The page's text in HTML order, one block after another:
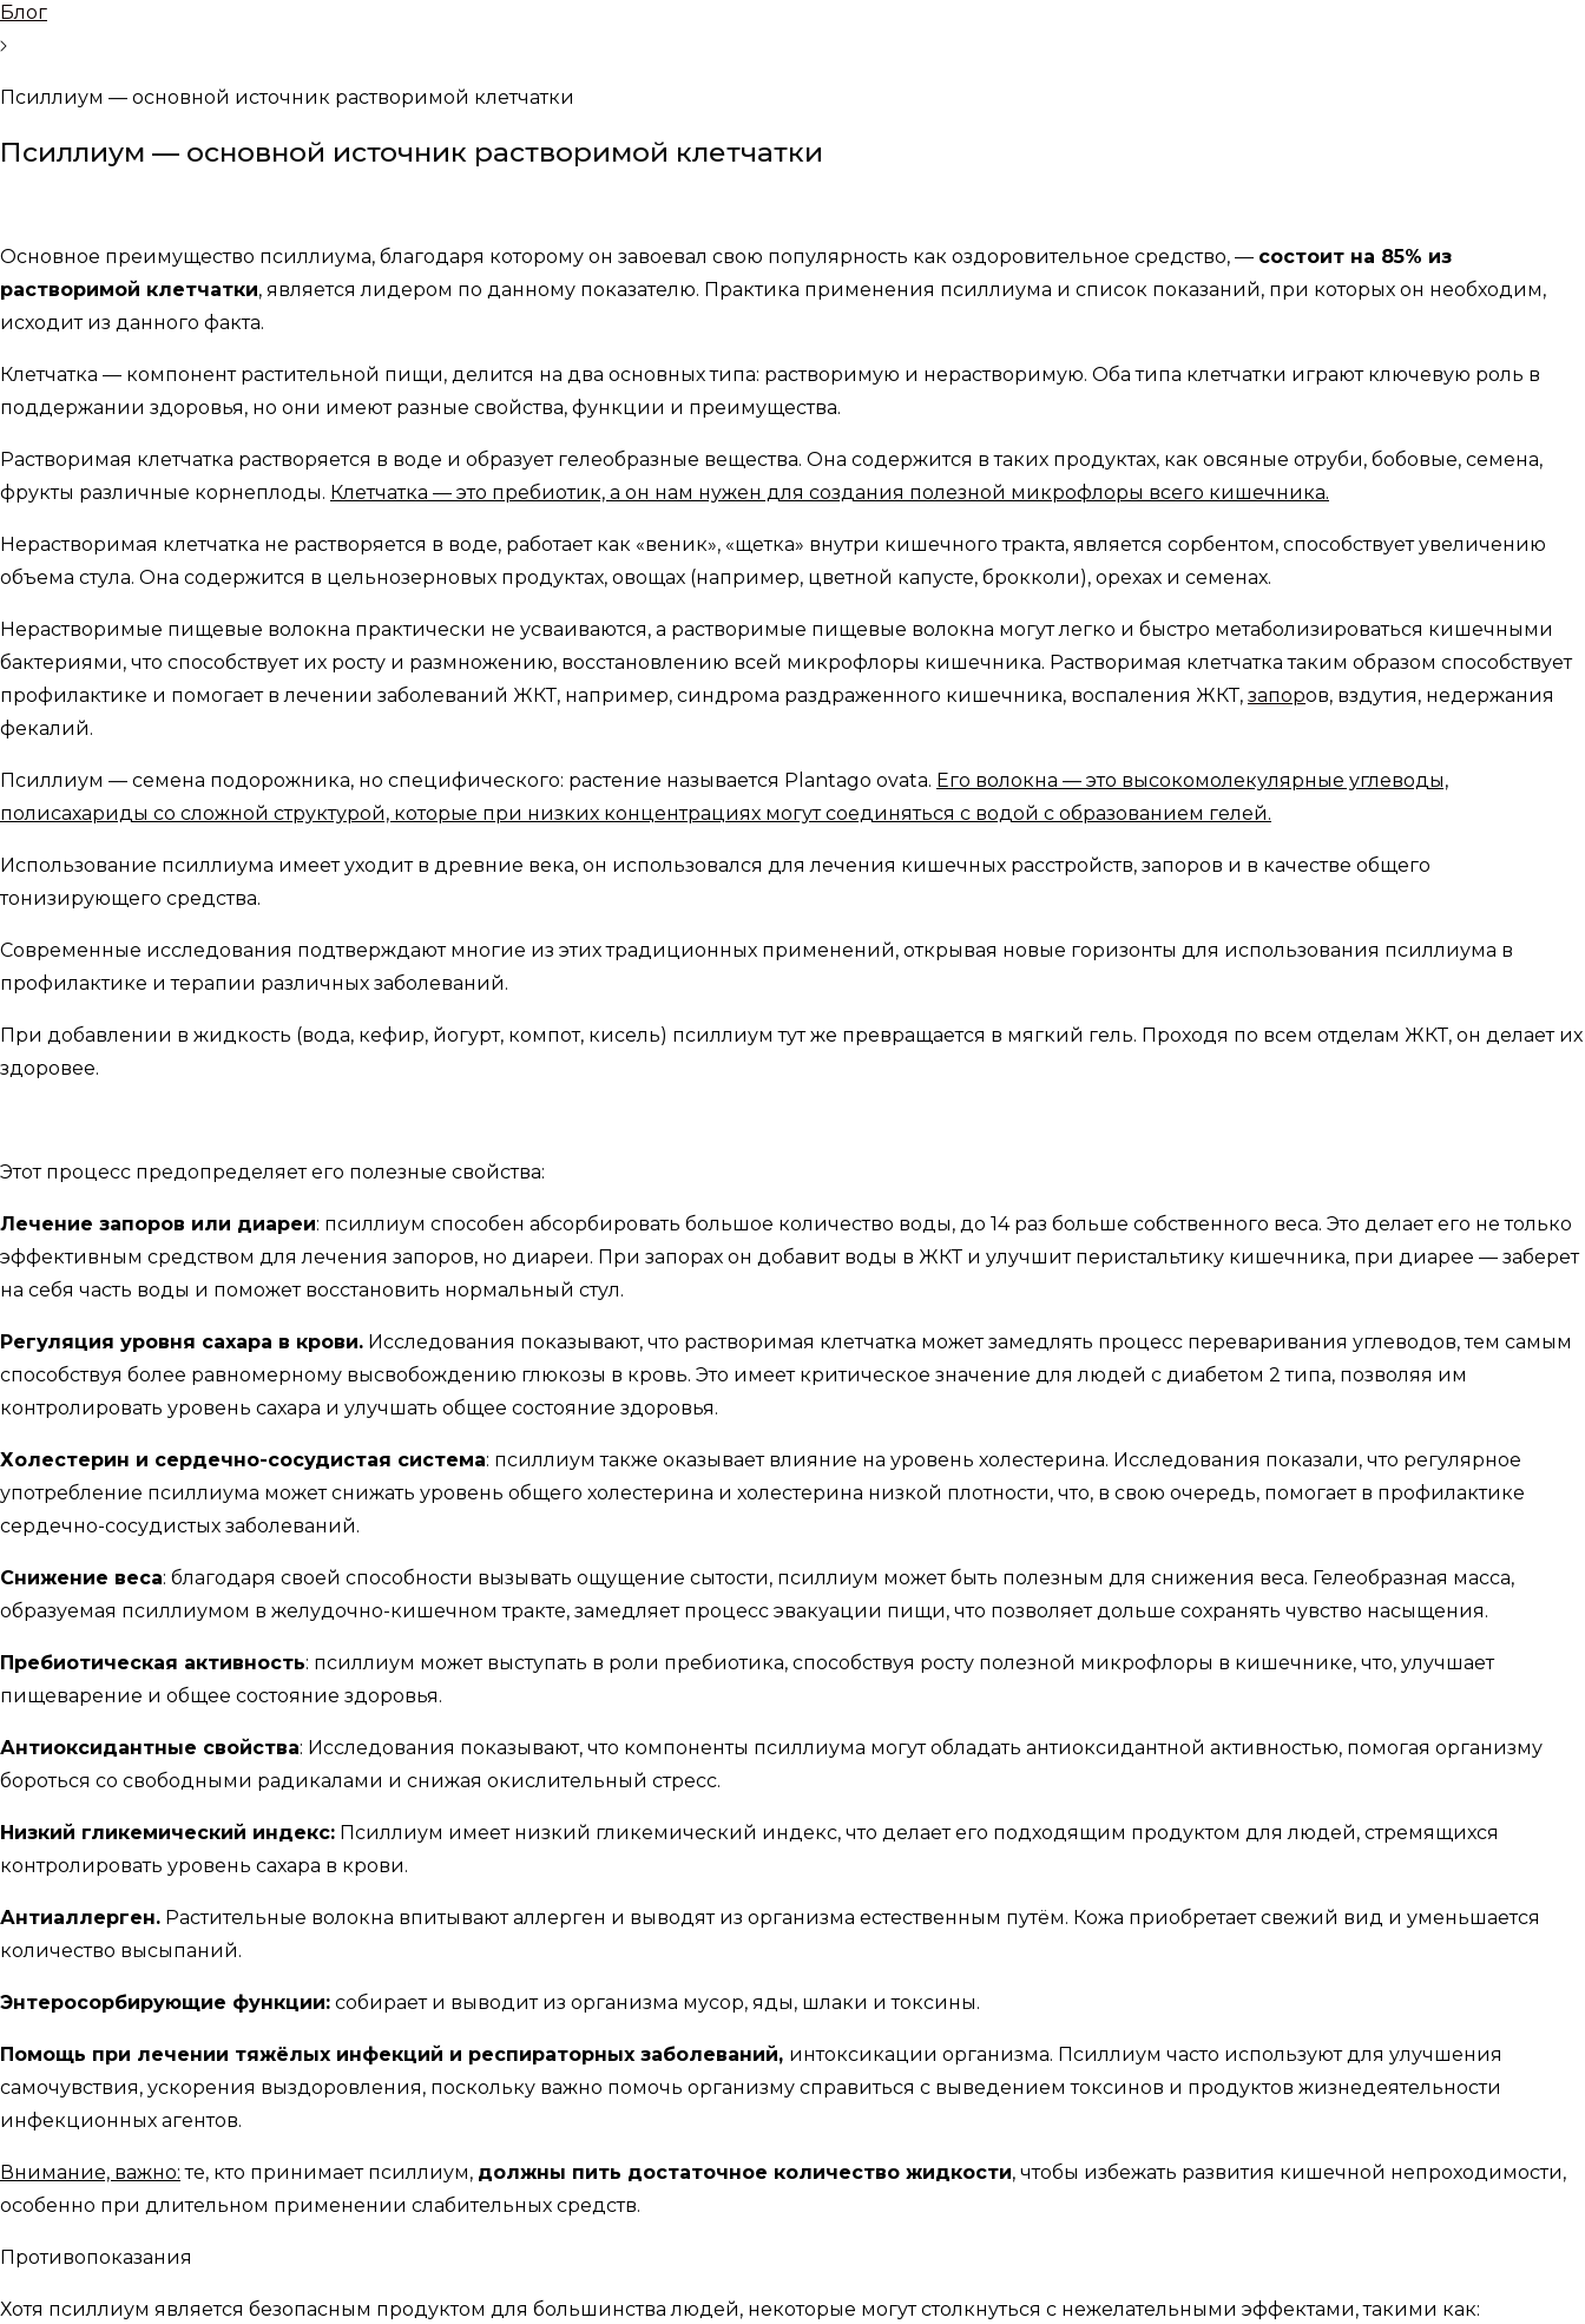
Блог
Псиллиум — основной источник растворимой клетчатки
Псиллиум — основной источник растворимой клетчатки
Основное преимущество псиллиума, благодаря которому он завоевал свою популярность как оздоровительное средство, — состоит на 85% из
растворимой клетчатки, является лидером по данному показателю. Практика применения псиллиума и список показаний, при которых он необходим,
исходит из данного факта.
Клетчатка — компонент растительной пищи, делится на два основных типа: растворимую и нерастворимую. Оба типа клетчатки играют ключевую роль в
поддержании здоровья, но они имеют разные свойства, функции и преимущества.
Растворимая клетчатка растворяется в воде и образует гелеобразные вещества. Она содержится в таких продуктах, как овсяные отруби, бобовые, семена,
фрукты различные корнеплоды. Клетчатка — это пребиотик, а он нам нужен для создания полезной микрофлоры всего кишечника.
Нерастворимая клетчатка не растворяется в воде, работает как «веник», «щетка» внутри кишечного тракта, является сорбентом, способствует увеличению
объема стула. Она содержится в цельнозерновых продуктах, овощах (например, цветной капусте, брокколи), орехах и семенах.
Нерастворимые пищевые волокна практически не усваиваются, а растворимые пищевые волокна могут легко и быстро метаболизироваться кишечными
бактериями, что способствует их росту и размножению, восстановлению всей микрофлоры кишечника. Растворимая клетчатка таким образом способствует
профилактике и помогает в лечении заболеваний ЖКТ, например, синдрома раздраженного кишечника, воспаления ЖКТ, запоров, вздутия, недержания
фекалий.
Псиллиум — семена подорожника, но специфического: растение называется Plantago ovata. Его волокна — это высокомолекулярные углеводы,
полисахариды со сложной структурой, которые при низких концентрациях могут соединяться с водой с образованием гелей.
Использование псиллиума имеет уходит в древние века, он использовался для лечения кишечных расстройств, запоров и в качестве общего
тонизирующего средства.
Современные исследования подтверждают многие из этих традиционных применений, открывая новые горизонты для использования псиллиума в
профилактике и терапии различных заболеваний.
При добавлении в жидкость (вода, кефир, йогурт, компот, кисель) псиллиум тут же превращается в мягкий гель. Проходя по всем отделам ЖКТ, он делает их
здоровее.
Этот процесс предопределяет его полезные свойства:
Лечение запоров или диареи: псиллиум способен абсорбировать большое количество воды, до 14 раз больше собственного веса. Это делает его не только
эффективным средством для лечения запоров, но диареи. При запорах он добавит воды в ЖКТ и улучшит перистальтику кишечника, при диарее — заберет
на себя часть воды и поможет восстановить нормальный стул.
Регуляция уровня сахара в крови. Исследования показывают, что растворимая клетчатка может замедлять процесс переваривания углеводов, тем самым
способствуя более равномерному высвобождению глюкозы в кровь. Это имеет критическое значение для людей с диабетом 2 типа, позволяя им
контролировать уровень сахара и улучшать общее состояние здоровья.
Холестерин и сердечно-сосудистая система: псиллиум также оказывает влияние на уровень холестерина. Исследования показали, что регулярное
употребление псиллиума может снижать уровень общего холестерина и холестерина низкой плотности, что, в свою очередь, помогает в профилактике
сердечно-сосудистых заболеваний.
Снижение веса: благодаря своей способности вызывать ощущение сытости, псиллиум может быть полезным для снижения веса. Гелеобразная масса,
образуемая псиллиумом в желудочно-кишечном тракте, замедляет процесс эвакуации пищи, что позволяет дольше сохранять чувство насыщения.
Пребиотическая активность: псиллиум может выступать в роли пребиотика, способствуя росту полезной микрофлоры в кишечнике, что, улучшает
пищеварение и общее состояние здоровья.
Антиоксидантные свойства: Исследования показывают, что компоненты псиллиума могут обладать антиоксидантной активностью, помогая организму
бороться со свободными радикалами и снижая окислительный стресс.
Низкий гликемический индекс: Псиллиум имеет низкий гликемический индекс, что делает его подходящим продуктом для людей, стремящихся
контролировать уровень сахара в крови.
Антиаллерген. Растительные волокна впитывают аллерген и выводят из организма естественным путём. Кожа приобретает свежий вид и уменьшается
количество высыпаний.
Энтеросорбирующие функции: собирает и выводит из организма мусор, яды, шлаки и токсины.
Помощь при лечении тяжёлых инфекций и респираторных заболеваний, интоксикации организма. Псиллиум часто используют для улучшения
самочувствия, ускорения выздоровления, поскольку важно помочь организму справиться с выведением токсинов и продуктов жизнедеятельности
инфекционных агентов.
Внимание, важно: те, кто принимает псиллиум, должны пить достаточное количество жидкости, чтобы избежать развития кишечной непроходимости,
особенно при длительном применении слабительных средств.
Противопоказания
Хотя псиллиум является безопасным продуктом для большинства людей, некоторые могут столкнуться с нежелательными эффектами, такими как: